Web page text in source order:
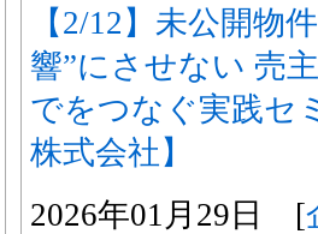
【2/12】未公開物
響”にさせない 売
でをつなぐ実践セ
株式会社】
2026年01月29日 [